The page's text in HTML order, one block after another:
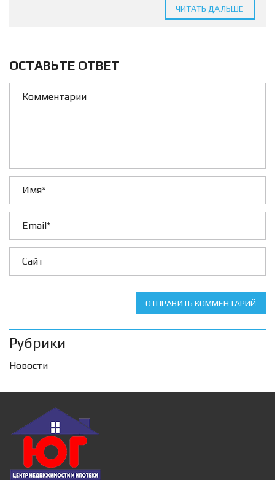
ЧИТАТЬ ДАЛЬШЕ
ОСТАВЬТЕ ОТВЕТ
ОТПРАВИТЬ КОММЕНТАРИЙ
Рубрики
Новости